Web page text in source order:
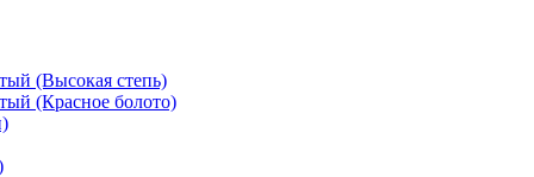
(Высокая степь)
(Красное болото)